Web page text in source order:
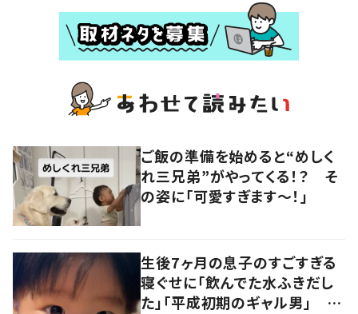
ご飯の準備を始めると“めしく
れ三兄弟”がやってくる！？ そ
の姿に「可愛すぎます〜！」
生後7ヶ月の息子のすごすぎる
寝ぐせに「飲んでた水ふきだし
た」「平成初期のギャル男」 実